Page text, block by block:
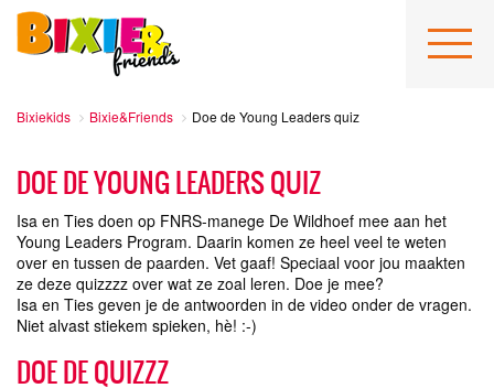
Bixiekids Bixie&Friends Doe de Young Leaders quiz
DOE DE YOUNG LEADERS QUIZ
Isa en Ties doen op FNRS-manege De Wildhoef mee aan het
Young Leaders Program. Daarin komen ze heel veel te weten
over en tussen de paarden. Vet gaaf! Speciaal voor jou maakten
ze deze quizzzz over wat ze zoal leren. Doe je mee?
Isa en Ties geven je de antwoorden in de video onder de vragen.
Niet alvast stiekem spieken, hè! :-)
DOE DE QUIZZZ